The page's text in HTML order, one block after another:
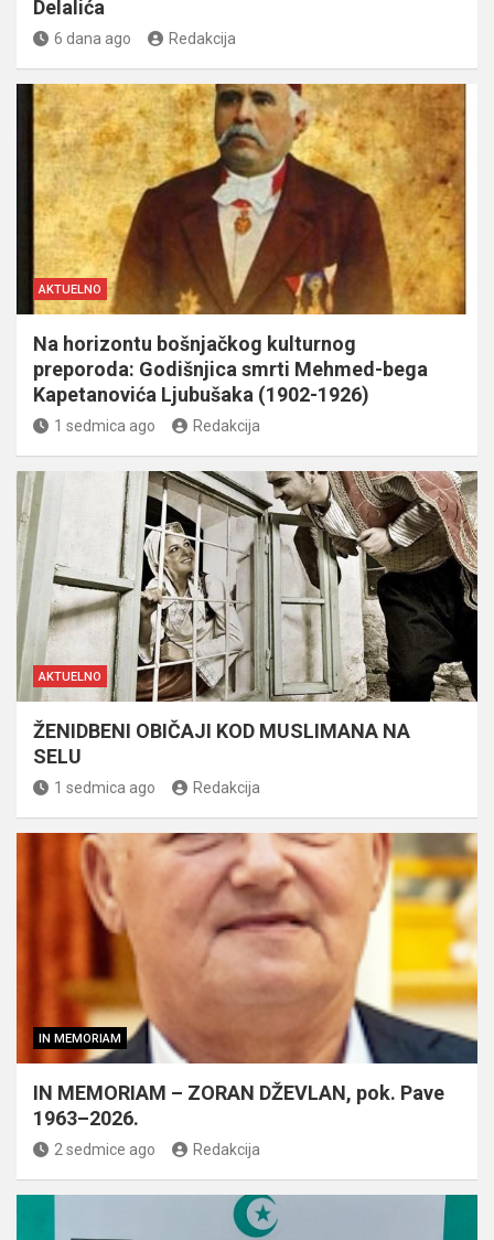
Delalića
6 dana ago Redakcija
AKTUELNO
Na horizontu bošnjačkog kulturnog
preporoda: Godišnjica smrti Mehmed-bega
Kapetanovića Ljubušaka (1902-1926)
1 sedmica ago Redakcija
AKTUELNO
ŽENIDBENI OBIČAJI KOD MUSLIMANA NA
SELU
1 sedmica ago Redakcija
IN MEMORIAM
IN MEMORIAM – ZORAN DŽEVLAN, pok. Pave
1963–2026.
2 sedmice ago Redakcija